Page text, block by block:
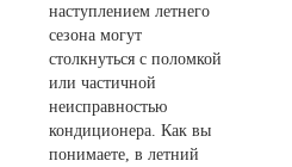
наступлением летнего
сезона могут
столкнуться с поломкой
или частичной
неисправностью
кондиционера. Как вы
понимаете, в летний